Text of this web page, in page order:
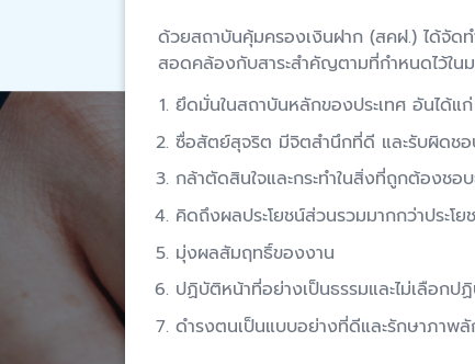
ด้วยสถาบันคุ้มครองเงินฝาก (สคฝ.) ได้จัด
สอดคล้องกับสาระสำคัญตามที่กำหนดไว้ใ
ยึดมั่นในสถาบันหลักของประเทศ อันได้แ
ซื่อสัตย์สุจริต มีจิตสำนึกที่ดี และรับผิดช
กล้าตัดสินใจและกระทำในสิ่งที่ถูกต้องชอ
คิดถึงผลประโยชน์ส่วนรวมมากกว่าประโ
มุ่งผลสัมฤทธิ์ของงาน
ปฏิบัติหน้าที่อย่างเป็นธรรมและไม่เลือกป
ดำรงตนเป็นแบบอย่างที่ดีและรักษาภาพ